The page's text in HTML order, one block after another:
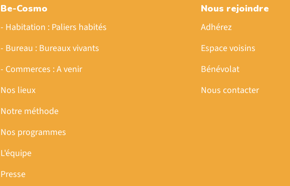
Be-Cosmo
- Habitation : Paliers habités
- Bureau : Bureaux vivants
- Commerces : A venir
Nos lieux
Notre méthode
Nos programmes
L'équipe
Presse
Nous rejoindre
Adhérez
Espace voisins
Bénévolat
Nous contacter